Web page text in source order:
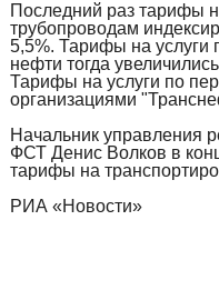
Последний раз тарифы
трубопроводам
5,5%. Тарифы на услуги
нефти тогда
Тарифы на услуги по
организациями
Начальник управления
ФСТ Денис Волков в
тарифы на
РИА «Новости»